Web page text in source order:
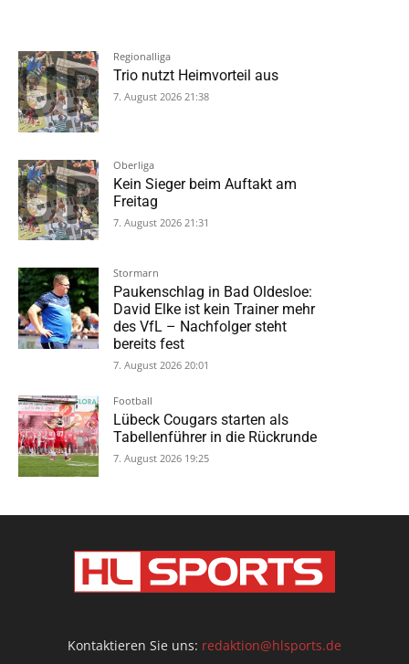
Regionalliga
Trio nutzt Heimvorteil aus
7. August 2026 21:38
Oberliga
Kein Sieger beim Auftakt am
Freitag
7. August 2026 21:31
Stormarn
Paukenschlag in Bad Oldesloe:
David Elke ist kein Trainer mehr
des VfL – Nachfolger steht
bereits fest
7. August 2026 20:01
Football
Lübeck Cougars starten als
Tabellenführer in die Rückrunde
7. August 2026 19:25
Kontaktieren Sie uns: redaktion@hlsports.de